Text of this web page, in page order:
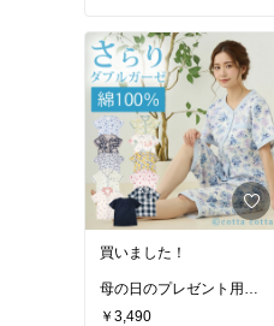
買いました！
母の日のプレゼント用に
購入🎁
￥3,490